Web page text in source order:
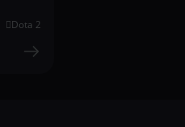
Dota 2